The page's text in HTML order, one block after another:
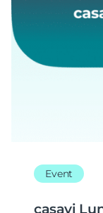
Event
casavi